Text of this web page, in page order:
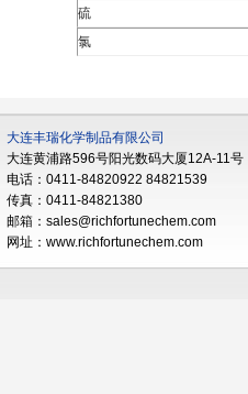
硫
氯
大连丰瑞化学制品有限公司
大连黄浦路596号阳光数码大厦12A-11号
电话：0411-84820922 84821539
传真：0411-84821380
邮箱：sales@richfortunechem.com
网址：www.richfortunechem.com